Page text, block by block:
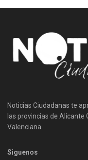
Noticias Ciudadanas te
las provincias de Alicante
Valenciana.
Siguenos